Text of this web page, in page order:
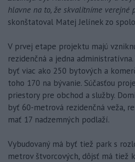
hlavne na to, že skvalitníme verejné
skonštatoval Matej Jelínek zo
V prvej etape projektu majú
rezidenčná a jedna
byť viac ako 250 bytových a
toho 170 na bývanie. Súčasťou
priestory pre obchod a služby.
byť 60-metrová rezidenčná veža,
mať 17 nadzemných podlaží.
Vybudovaný má byť tiež park s
metrov štvorcových, dôjsť má tiež